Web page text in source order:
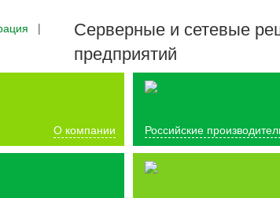
|
Серверные и сетевые
предприятий
О компании Российские